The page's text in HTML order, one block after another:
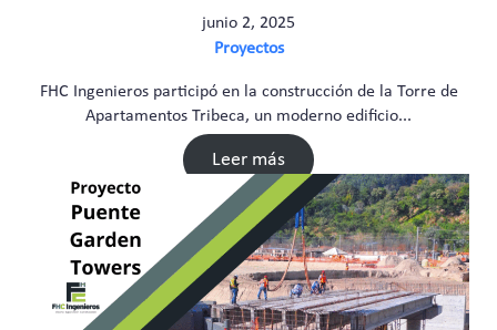
junio 2, 2025
Proyectos
FHC Ingenieros participó en la construcción de la Torre de
Apartamentos Tribeca, un moderno edificio...
Leer más